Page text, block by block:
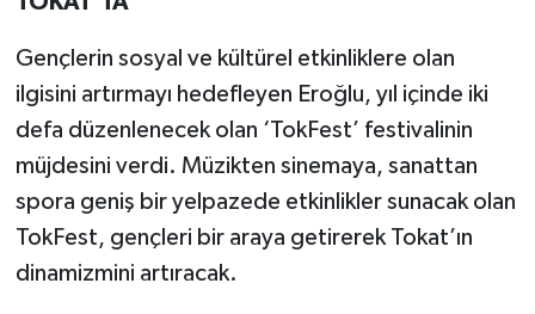
Gençlerin sosyal ve kültürel etkinliklere olan
ilgisini artırmayı hedefleyen Eroğlu, yıl içinde iki
defa düzenlenecek olan ‘TokFest’ festivalinin
müjdesini verdi. Müzikten sinemaya, sanattan
spora geniş bir yelpazede etkinlikler sunacak olan
TokFest, gençleri bir araya getirerek Tokat’ın
dinamizmini artıracak.